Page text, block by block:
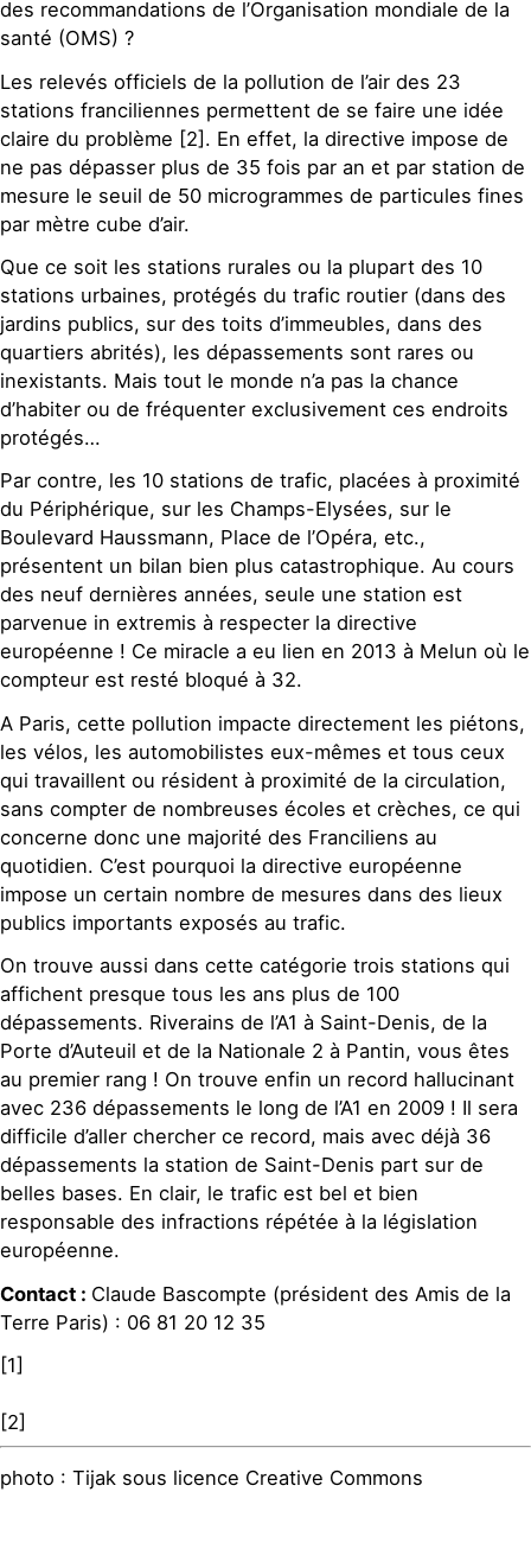
des recommandations de l’Organisation mondiale de la
santé (OMS) ?
Les relevés officiels de la pollution de l’air des 23
stations franciliennes permettent de se faire une idée
claire du problème [2]. En effet, la directive impose de
ne pas dépasser plus de 35 fois par an et par station de
mesure le seuil de 50 microgrammes de particules fines
par mètre cube d’air.
Que ce soit les stations rurales ou la plupart des 10
stations urbaines, protégés du trafic routier (dans des
jardins publics, sur des toits d’immeubles, dans des
quartiers abrités), les dépassements sont rares ou
inexistants. Mais tout le monde n’a pas la chance
d’habiter ou de fréquenter exclusivement ces endroits
protégés…
Par contre, les 10 stations de trafic, placées à proximité
du Périphérique, sur les Champs-Elysées, sur le
Boulevard Haussmann, Place de l’Opéra, etc.,
présentent un bilan bien plus catastrophique. Au cours
des neuf dernières années, seule une station est
parvenue in extremis à respecter la directive
européenne ! Ce miracle a eu lien en 2013 à Melun où le
compteur est resté bloqué à 32.
A Paris, cette pollution impacte directement les piétons,
les vélos, les automobilistes eux-mêmes et tous ceux
qui travaillent ou résident à proximité de la circulation,
sans compter de nombreuses écoles et crèches, ce qui
concerne donc une majorité des Franciliens au
quotidien. C’est pourquoi la directive européenne
impose un certain nombre de mesures dans des lieux
publics importants exposés au trafic.
On trouve aussi dans cette catégorie trois stations qui
affichent presque tous les ans plus de 100
dépassements. Riverains de l’A1 à Saint-Denis, de la
Porte d’Auteuil et de la Nationale 2 à Pantin, vous êtes
au premier rang ! On trouve enfin un record hallucinant
avec 236 dépassements le long de l’A1 en 2009 ! Il sera
difficile d’aller chercher ce record, mais avec déjà 36
dépassements la station de Saint-Denis part sur de
belles bases. En clair, le trafic est bel et bien
responsable des infractions répétée à la législation
européenne.
Contact : Claude Bascompte (président des Amis de la
Terre Paris) : 06 81 20 12 35
[1]
[2]
photo : Tijak sous licence Creative Commons